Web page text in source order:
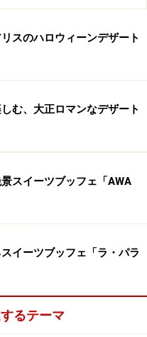
完備されており、よい
れています。定番のチー
ンプキンを使った秋ら
。
ベットに加えて、クレ
、是非食べてみましょ
スのハロウィーンデザート
む、大正ロマンなデザート
スイーツブッフェ「AWA
イーツブッフェ「ラ・パラ
るテーマ